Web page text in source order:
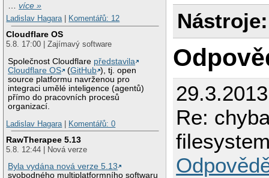
…více »
Ladislav Hagara| Komentářů: 12
Cloudflare OS
5.8. 17:00 | Zajímavý software
Společnost Cloudflare představila
Cloudflare OS
(GitHub ), tj. open
source platformu navrženou pro
integraci umělé inteligence (agentů)
přímo do pracovních procesů
organizací.
Ladislav Hagara| Komentářů: 0
RawTherapee 5.13
5.8. 12:44 | Nová verze
Byla vydána nová verze 5.13
svobodného multiplatformního softwaru
Nástroje:
Re: